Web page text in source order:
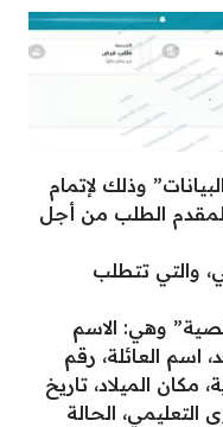
وذلك لإتمام
الطلب من أجل
والتي تتطلب
وهي: الاسم
اسم العائلة، رقم
مكان الميلاد، تاريخ
التعليمي، الحالة